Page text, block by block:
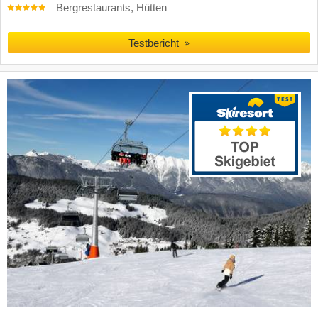
Bergrestaurants, Hütten
Testbericht